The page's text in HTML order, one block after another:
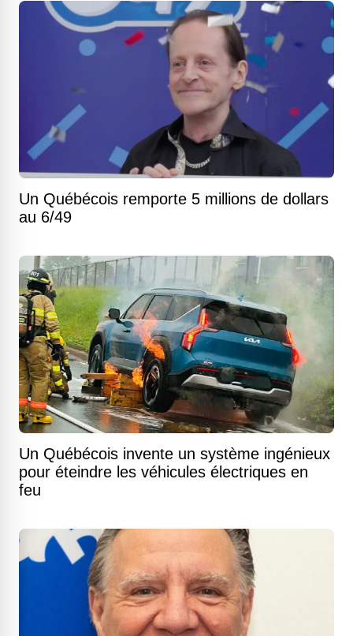
Un Québécois remporte 5 millions de dollars
au 6/49
Un Québécois invente un système ingénieux
pour éteindre les véhicules électriques en
feu